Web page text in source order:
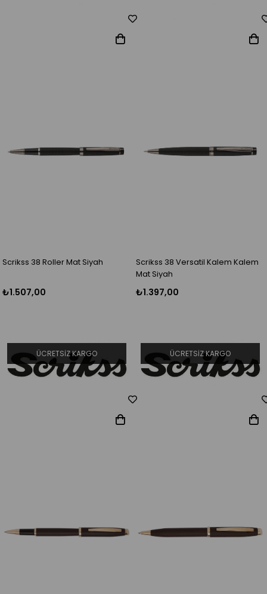
Scrikss 38 Roller Mat Siyah
₺1.507,00
ÜCRETSIZ KARGO
Scrikss 38 Versatil Kalem Kalem
Mat Siyah
₺1.397,00
ÜCRETSIZ KARGO